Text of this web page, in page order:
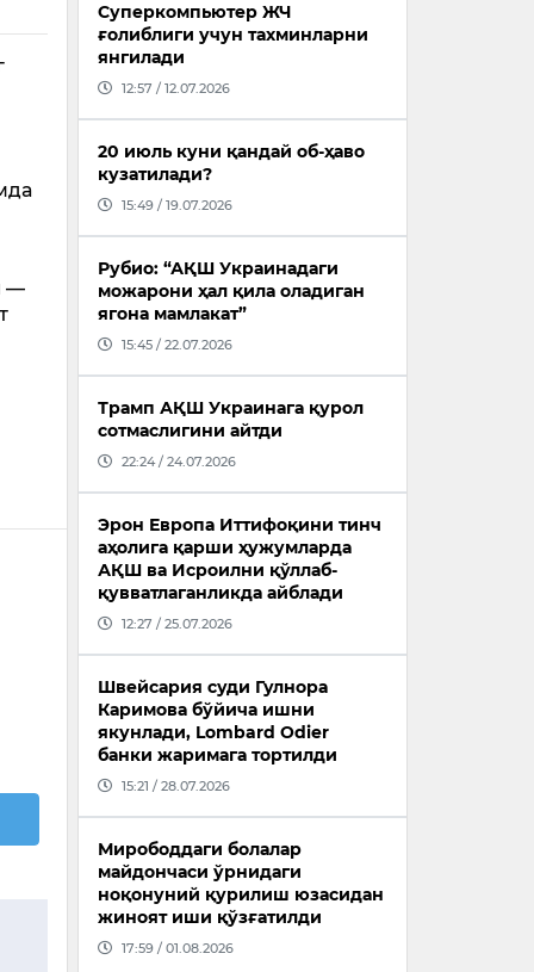
—
Суперкомпьютер ЖЧ
ғолиблиги учун тахминларни
янгилади
12:57 / 12.07.2026
20 июль куни қандай об-ҳаво
кузатилади?
15:49 / 19.07.2026
Рубио: “АҚШ Украинадаги
можарони ҳал қила оладиган
ягона мамлакат”
15:45 / 22.07.2026
Трамп АҚШ Украинага қурол
сотмаслигини айтди
22:24 / 24.07.2026
Эрон Европа Иттифоқини тинч
аҳолига қарши ҳужумларда
АҚШ ва Исроилни қўллаб-
қувватлаганликда айблади
12:27 / 25.07.2026
Швейсария суди Гулнора
Каримова бўйича ишни
якунлади, Lombard Odier
банки жаримага тортилди
15:21 / 28.07.2026
Мирободдаги болалар
майдончаси ўрнидаги
ноқонуний қурилиш юзасидан
жиноят иши қўзғатилди
17:59 / 01.08.2026